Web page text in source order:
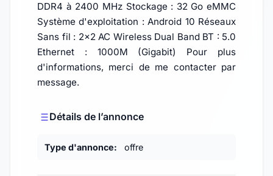
DDR4 à 2400 MHz Stockage : 32 Go eMMC
Système d'exploitation : Android 10 Réseaux
Sans fil : 2x2 AC Wireless Dual Band BT : 5.0
Ethernet : 1000M (Gigabit) Pour plus
d'informations, merci de me contacter par
message.
Détails de l’annonce
Type d'annonce: offre